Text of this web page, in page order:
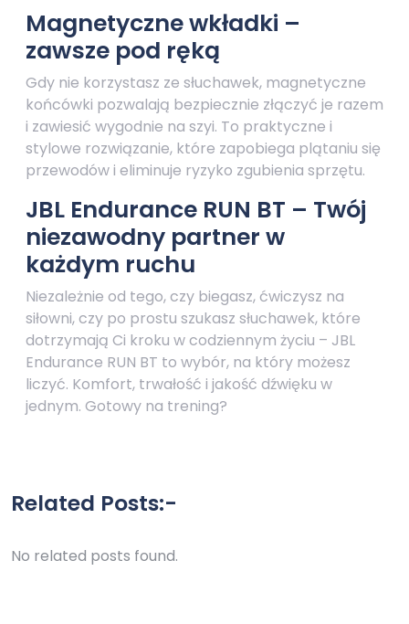
Magnetyczne wkładki –
zawsze pod ręką
Gdy nie korzystasz ze słuchawek, magnetyczne
końcówki pozwalają bezpiecznie złączyć je razem
i zawiesić wygodnie na szyi. To praktyczne i
stylowe rozwiązanie, które zapobiega plątaniu się
przewodów i eliminuje ryzyko zgubienia sprzętu.
JBL Endurance RUN BT – Twój
niezawodny partner w
każdym ruchu
Niezależnie od tego, czy biegasz, ćwiczysz na
siłowni, czy po prostu szukasz słuchawek, które
dotrzymają Ci kroku w codziennym życiu – JBL
Endurance RUN BT to wybór, na który możesz
liczyć. Komfort, trwałość i jakość dźwięku w
jednym. Gotowy na trening?
Related Posts:-
No related posts found.